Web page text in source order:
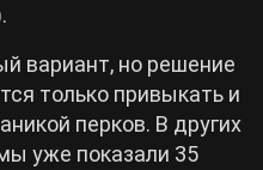
вариант, но решение
только привыкать и
перков. В других
уже показали 35